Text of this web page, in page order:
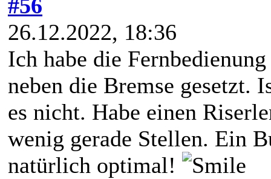
#56
26.12.2022, 18:36
Ich habe die
neben die Bremse gesetzt.
es nicht. Habe einen
wenig gerade Stellen. Ein
natürlich optimal!